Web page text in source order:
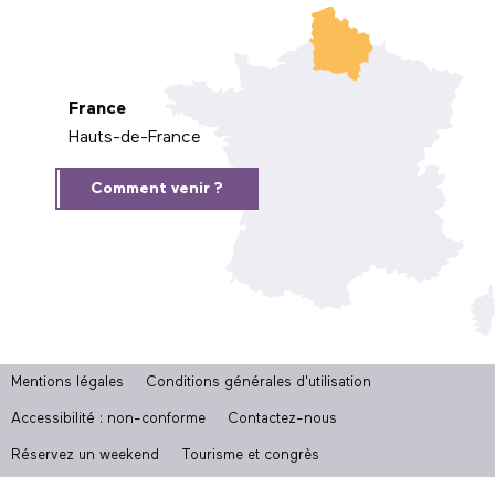
France
Hauts-de-France
Comment venir ?
Mentions légales Conditions générales d'utilisation
Accessibilité : non-conforme Contactez-nous
Réservez un weekend Tourisme et congrès